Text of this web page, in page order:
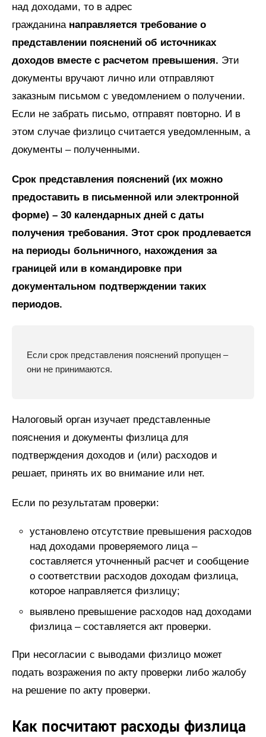
над доходами, то в адрес
гражданина направляется требование о
представлении пояснений об источниках
доходов вместе с расчетом превышения. Эти
документы вручают лично или отправляют
заказным письмом с уведомлением о получении.
Если не забрать письмо, отправят повторно. И в
этом случае физлицо считается уведомленным, а
документы – полученными.
Срок представления пояснений (их можно
предоставить в письменной или электронной
форме) – 30 календарных дней с даты
получения требования. Этот срок продлевается
на периоды больничного, нахождения за
границей или в командировке при
документальном подтверждении таких
периодов.
Если срок представления пояснений пропущен –
они не принимаются.
Налоговый орган изучает представленные
пояснения и документы физлица для
подтверждения доходов и (или) расходов и
решает, принять их во внимание или нет.
Если по результатам проверки:
установлено отсутствие превышения расходов
над доходами проверяемого лица –
составляется уточненный расчет и сообщение
о соответствии расходов доходам физлица,
которое направляется физлицу;
выявлено превышение расходов над доходами
физлица – составляется акт проверки.
При несогласии с выводами физлицо может
подать возражения по акту проверки либо жалобу
на решение по акту проверки.
Как посчитают расходы физлица